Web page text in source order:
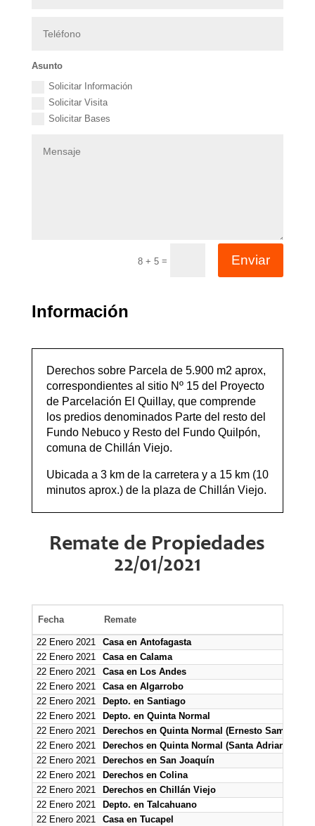
Asunto
Solicitar Información
Solicitar Visita
Solicitar Bases
8 + 5 = Enviar
Información
Derechos sobre Parcela de 5.900 m2 aprox,
correspondientes al sitio Nº 15 del Proyecto
de Parcelación El Quillay, que comprende
los predios denominados Parte del resto del
Fundo Nebuco y Resto del Fundo Quilpón,
comuna de Chillán Viejo.
Ubicada a 3 km de la carretera y a 15 km (10
minutos aprox.) de la plaza de Chillán Viejo.
Remate de Propiedades
22/01/2021
Fecha Remate
22 Enero 2021
Casa en Antofagasta
22 Enero 2021
Casa en Calama
22 Enero 2021
Casa en Los Andes
22 Enero 2021
Casa en Algarrobo
22 Enero 2021
Depto. en Santiago
22 Enero 2021
Depto. en Quinta Normal
22 Enero 2021
Derechos en Quinta Normal (Ernesto Samitt)
22 Enero 2021
Derechos en Quinta Normal (Santa Adriana)
22 Enero 2021
Derechos en San Joaquín
22 Enero 2021
Derechos en Colina
22 Enero 2021
Derechos en Chillán Viejo
22 Enero 2021
Depto. en Talcahuano
22 Enero 2021
Casa en Tucapel